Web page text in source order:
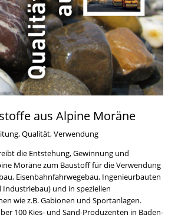
aus Alpine Moräne
Qualität, Verwendung
die Entstehung, Gewinnung und
Moräne zum Baustoff für die Verwendung
Eisenbahnfahrwegebau, Ingenieurbauten
Industriebau) und in speziellen
wie z.B. Gabionen und Sportanlagen.
100 Kies- und Sand-Produzenten in Baden-